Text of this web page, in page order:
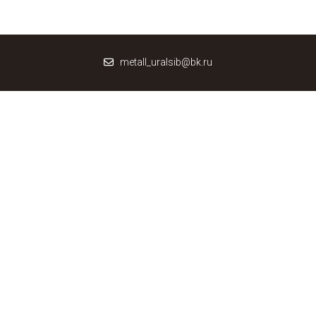
metall_uralsib@bk.ru